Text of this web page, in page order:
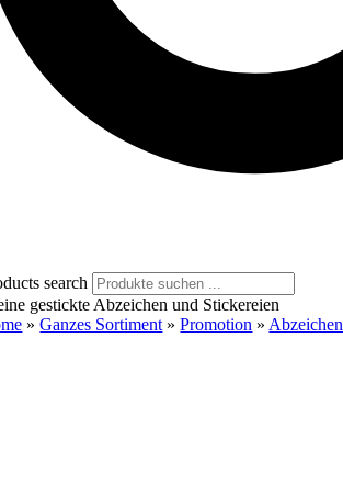
search
gestickte Abzeichen und Stickereien
»Ganzes Sortiment »Promotion » Abzeichen